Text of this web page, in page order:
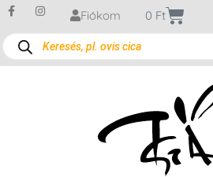
Fiókom 0 Ft